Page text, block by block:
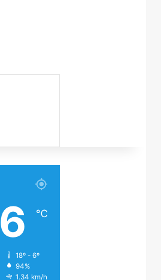
6 ℃
18º - 6º
94%
1.34 km/h